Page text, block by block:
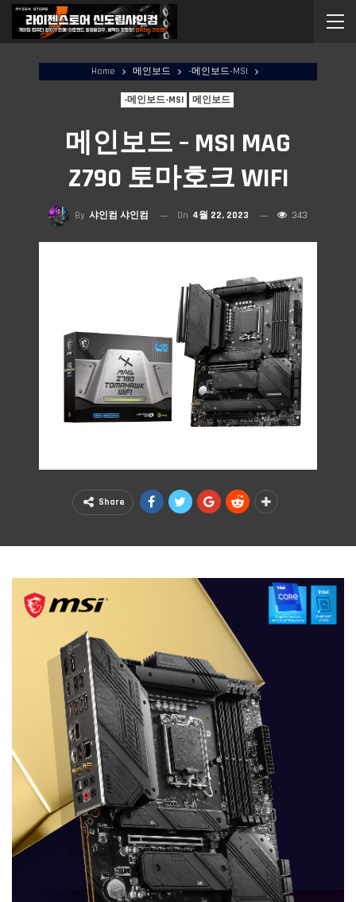
Home 메인보드 -메인보드-MSI
-메인보드-MSI 메인보드
메인보드 – MSI MAG
Z790 토마호크 WIFI
By 샤인컴 샤인컴 On 4월 22, 2023 343
Share